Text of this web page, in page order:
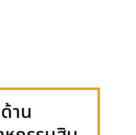
าน